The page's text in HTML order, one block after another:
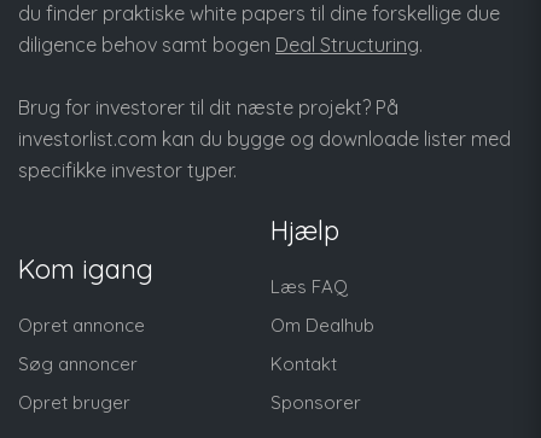
du finder praktiske white papers til dine forskellige due
diligence behov samt bogen Deal Structuring.
Brug for investorer til dit næste projekt? På
investorlist.com kan du bygge og downloade lister med
specifikke investor typer.
Kom igang
Opret annonce
Søg annoncer
Opret bruger
Hjælp
Læs FAQ
Om Dealhub
Kontakt
Sponsorer